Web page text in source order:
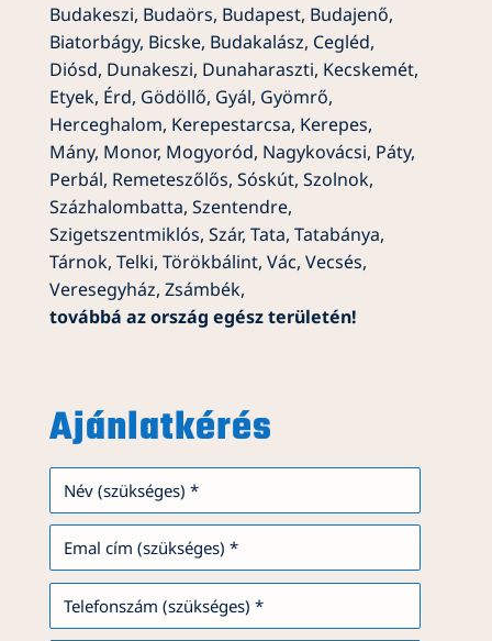
Budakeszi, Budaörs, Budapest, Budajenő,
Biatorbágy, Bicske, Budakalász, Cegléd,
Diósd, Dunakeszi, Dunaharaszti, Kecskemét,
Etyek, Érd, Gödöllő, Gyál, Gyömrő,
Herceghalom, Kerepestarcsa, Kerepes,
Mány, Monor, Mogyoród, Nagykovácsi, Páty,
Perbál, Remeteszőlős, Sóskút, Szolnok,
Százhalombatta, Szentendre,
Szigetszentmiklós, Szár, Tata, Tatabánya,
Tárnok, Telki, Törökbálint, Vác, Vecsés,
Veresegyház, Zsámbék,
továbbá az ország egész területén!
Ajánlatkérés